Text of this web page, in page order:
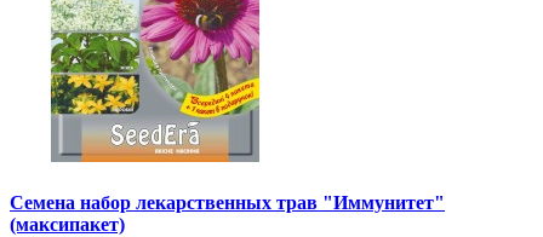
Семена набор лекарственных трав "Иммунитет"
(максипакет)